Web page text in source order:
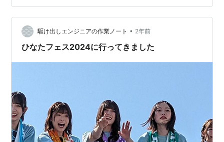
英社 商品コード：9784081023899 Amazon e-hon
HMV&BOOKS online 紀伊國屋書店ウェブスト…
駆け出しエンジニアの作業ノート • 2年前
ひなたフェス2024に行ってきました